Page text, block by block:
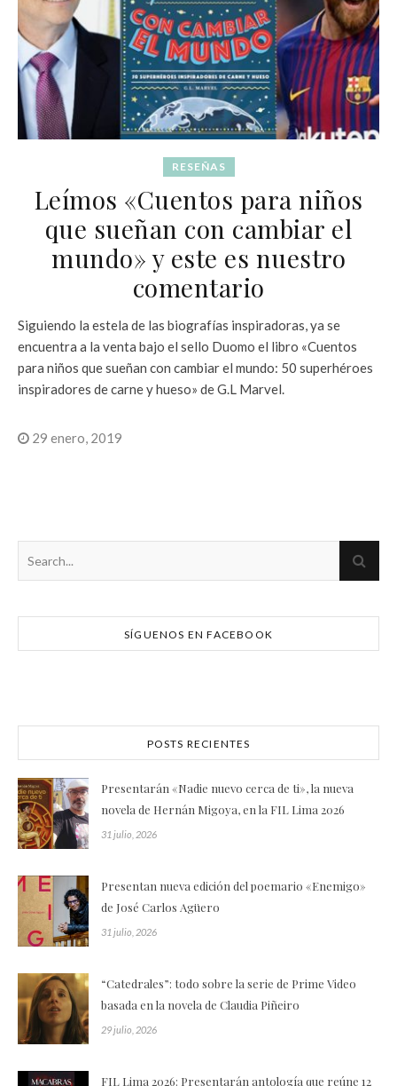
RESEÑAS
Leímos «Cuentos para niños
que sueñan con cambiar el
mundo» y este es nuestro
comentario
Siguiendo la estela de las biografías inspiradoras, ya se
encuentra a la venta bajo el sello Duomo el libro «Cuentos
para niños que sueñan con cambiar el mundo: 50 superhéroes
inspiradores de carne y hueso» de G.L Marvel.
29 enero, 2019
SÍGUENOS EN FACEBOOK
POSTS RECIENTES
Presentarán «Nadie nuevo cerca de ti», la nueva
novela de Hernán Migoya, en la FIL Lima 2026
31 julio, 2026
Presentan nueva edición del poemario «Enemigo»
de José Carlos Agüero
31 julio, 2026
“Catedrales”: todo sobre la serie de Prime Video
basada en la novela de Claudia Piñeiro
29 julio, 2026
FIL Lima 2026: Presentarán antología que reúne 12